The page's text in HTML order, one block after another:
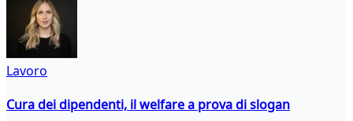
Lavoro
Cura dei dipendenti, il welfare a prova di slogan